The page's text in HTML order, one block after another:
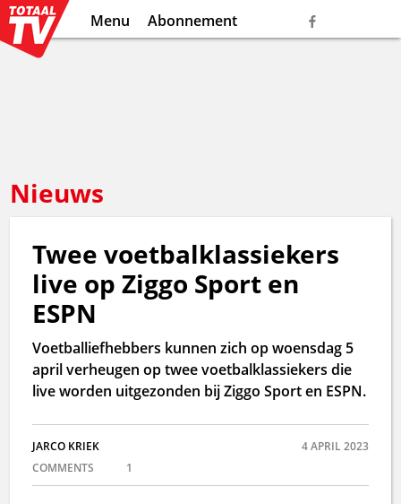
Menu Abonnement
Nieuws
Twee voetbalklassiekers
live op Ziggo Sport en
ESPN
Voetballiefhebbers kunnen zich op woensdag 5
april verheugen op twee voetbalklassiekers die
live worden uitgezonden bij Ziggo Sport en ESPN.
JARCO KRIEK
4 APRIL 2023
COMMENTS
1